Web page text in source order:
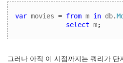
var movies = from m in db.
select m;
그러나 아직 이 시점까지는 쿼리가 단